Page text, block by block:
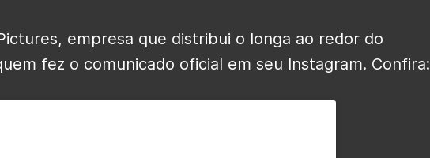
empresa que distribui o longa ao redor do
fez o comunicado oficial em seu Instagram. Confira: